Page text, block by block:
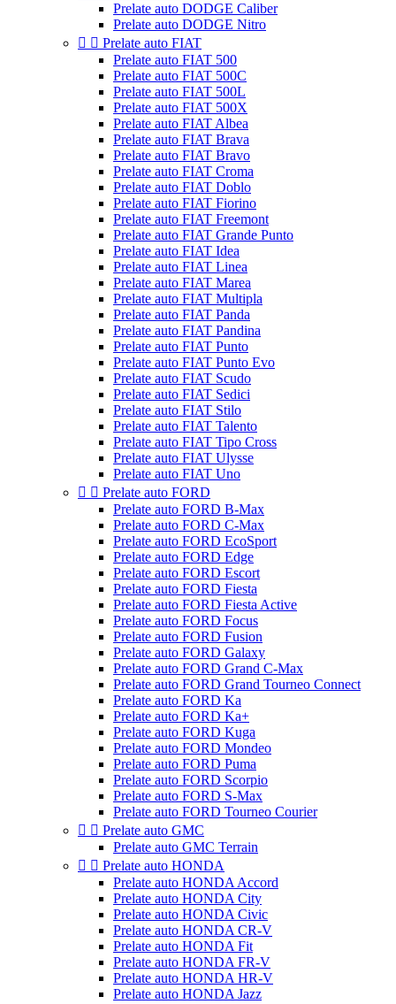
Prelate auto DODGE Caliber
Prelate auto DODGE Nitro
  Prelate auto FIAT
Prelate auto FIAT 500
Prelate auto FIAT 500C
Prelate auto FIAT 500L
Prelate auto FIAT 500X
Prelate auto FIAT Albea
Prelate auto FIAT Brava
Prelate auto FIAT Bravo
Prelate auto FIAT Croma
Prelate auto FIAT Doblo
Prelate auto FIAT Fiorino
Prelate auto FIAT Freemont
Prelate auto FIAT Grande Punto
Prelate auto FIAT Idea
Prelate auto FIAT Linea
Prelate auto FIAT Marea
Prelate auto FIAT Multipla
Prelate auto FIAT Panda
Prelate auto FIAT Pandina
Prelate auto FIAT Punto
Prelate auto FIAT Punto Evo
Prelate auto FIAT Scudo
Prelate auto FIAT Sedici
Prelate auto FIAT Stilo
Prelate auto FIAT Talento
Prelate auto FIAT Tipo Cross
Prelate auto FIAT Ulysse
Prelate auto FIAT Uno
  Prelate auto FORD
Prelate auto FORD B-Max
Prelate auto FORD C-Max
Prelate auto FORD EcoSport
Prelate auto FORD Edge
Prelate auto FORD Escort
Prelate auto FORD Fiesta
Prelate auto FORD Fiesta Active
Prelate auto FORD Focus
Prelate auto FORD Fusion
Prelate auto FORD Galaxy
Prelate auto FORD Grand C-Max
Prelate auto FORD Grand Tourneo Connect
Prelate auto FORD Ka
Prelate auto FORD Ka+
Prelate auto FORD Kuga
Prelate auto FORD Mondeo
Prelate auto FORD Puma
Prelate auto FORD Scorpio
Prelate auto FORD S-Max
Prelate auto FORD Tourneo Courier
  Prelate auto GMC
Prelate auto GMC Terrain
  Prelate auto HONDA
Prelate auto HONDA Accord
Prelate auto HONDA City
Prelate auto HONDA Civic
Prelate auto HONDA CR-V
Prelate auto HONDA Fit
Prelate auto HONDA FR-V
Prelate auto HONDA HR-V
Prelate auto HONDA Jazz